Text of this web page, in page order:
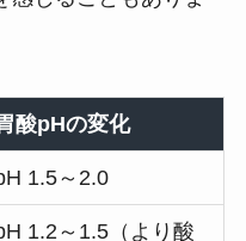
酸pHの変化
1.5～2.0
1.2～1.5（より酸